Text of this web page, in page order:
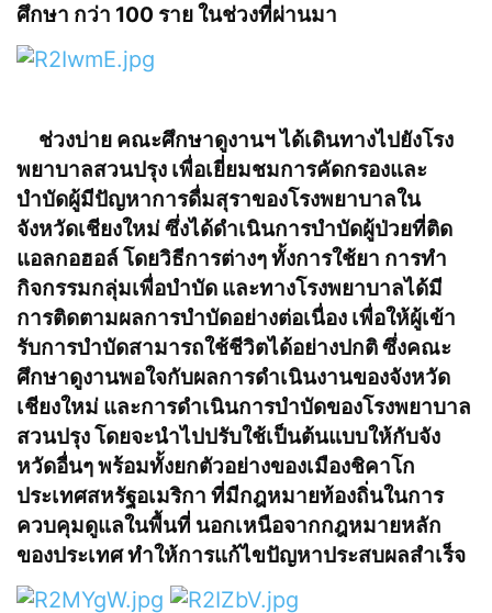
ศึกษา กว่า 100 ราย ในช่วงที่ผ่านมา
ช่วงบ่าย คณะศึกษาดูงานฯ ได้เดินทางไปยังโรง
พยาบาลสวนปรุง เพื่อเยี่ยมชมการคัดกรองและ
บำบัดผู้มีปัญหาการดื่มสุราของโรงพยาบาลใน
จังหวัดเชียงใหม่ ซึ่งได้ดำเนินการบำบัดผู้ป่วยที่ติด
แอลกอฮอล์ โดยวิธีการต่างๆ ทั้งการใช้ยา การทำ
กิจกรรมกลุ่มเพื่อบำบัด และทางโรงพยาบาลได้มี
การติดตามผลการบำบัดอย่างต่อเนื่อง เพื่อให้ผู้เข้า
รับการบำบัดสามารถใช้ชีวิตได้อย่างปกติ ซึ่งคณะ
ศึกษาดูงานพอใจกับผลการดำเนินงานของจังหวัด
เชียงใหม่ และการดำเนินการบำบัดของโรงพยาบาล
สวนปรุง โดยจะนำไปปรับใช้เป็นต้นแบบให้กับจัง
หวัดอื่นๆ พร้อมทั้งยกตัวอย่างของเมืองชิคาโก
ประเทศสหรัฐอเมริกา ที่มีกฎหมายท้องถิ่นในการ
ควบคุมดูแลในพื้นที่ นอกเหนือจากกฎหมายหลัก
ของประเทศ ทำให้การแก้ไขปัญหาประสบผลสำเร็จ